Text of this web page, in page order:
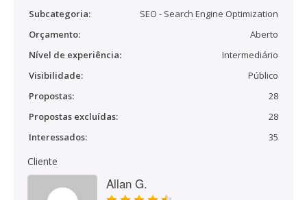
Subcategoria:
SEO - Search Engine Optimization
Orçamento:
Aberto
Nível de experiência:
Intermediário
Visibilidade:
Público
Propostas:
28
Propostas excluídas:
28
Interessados:
35
Cliente
Allan G.